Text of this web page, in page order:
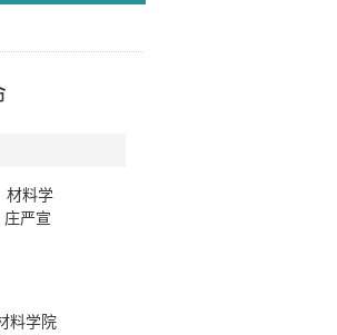
材料学
庄严宣
料学院